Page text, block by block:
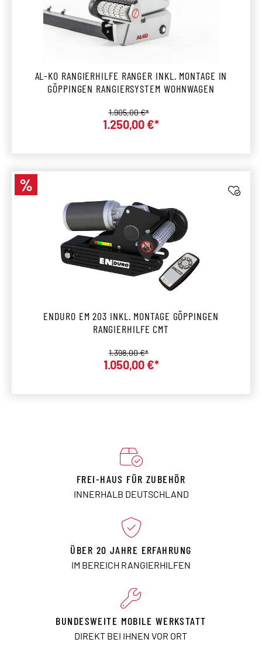
AL-KO RANGIERHILFE RANGER INKL. MONTAGE IN
GÖPPINGEN RANGIERSYSTEM WOHNWAGEN
Verkaufspreis:
1.250,00 €*
Regulärer Preis:
1.905,00 €*
Rabatt
%
ENDURO EM 203 INKL. MONTAGE GÖPPINGEN
RANGIERHILFE CMT
Verkaufspreis:
1.050,00 €*
Regulärer Preis:
1.398,00 €*
FREI-HAUS FÜR ZUBEHÖR
INNERHALB DEUTSCHLAND
ÜBER 20 JAHRE ERFAHRUNG
IM BEREICH RANGIERHILFEN
BUNDESWEITE MOBILE WERKSTATT
DIREKT BEI IHNEN VOR ORT